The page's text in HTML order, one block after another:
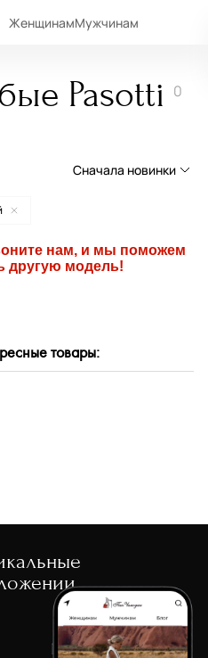
ЖенщинамМужчинам
Pasotti 0
Сначала новинки
Сначала популярные
По возрастанию цены
По скорости доставки
нам, и мы поможем
другую модель!
товары: